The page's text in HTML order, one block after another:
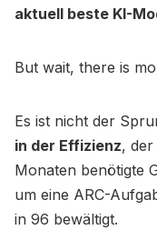
aktuell beste KI-
But wait, there is
Es ist nicht der
in der Effizienz,
Monaten benötigte
um eine ARC-
in 96 bewältigt.